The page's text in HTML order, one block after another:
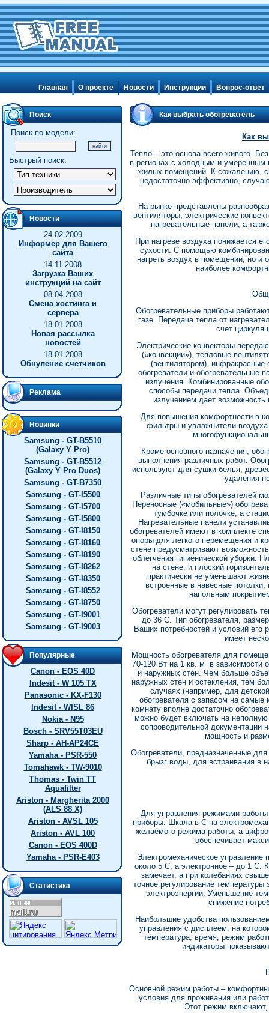
Главная О проекте Новости Инструкции Вопрос-ответ
Поиск
Поиск по модели:
Быстрый поиск:
Новости
24-02-2009
Информер для Вашего
сайта
14-11-2008
Загрузка Ваших
инструкций на сайт
08-04-2008
Смена хостинга и
сервера
18-01-2008
Новая рассылка
новостей
18-01-2008
Обнуление счетчиков
Реклама
Новинки
Samsung - GT-B5510
(Galaxy Y Pro)
Samsung - GT-B5512
(Galaxy Y Pro Duos)
Samsung - GT-B7350
Samsung - GT-I5500
Samsung - GT-I5700
Samsung - GT-I5800
Samsung - GT-I8150
Samsung - GT-I8160
Samsung - GT-I8190
Samsung - GT-I8262
Samsung - GT-I8350
Samsung - GT-I8552
Samsung - GT-I8750
Samsung - GT-I9001
Samsung - GT-I9003
Популярные
Canon - EOS 40D
Indesit - W 105 TX
Panasonic - KX-F130
Indesit - WISL 86
Nokia - N95
Bosch - SRV55T03EU
Sharp - AH-AP24CE
Yamaha - PSR-550
Tomahawk - TW-9010
Thomas - Twin TT
Aquafilter
Ariston - Margherita 2000
(ALS 88 X)
Ariston - AVSL 105
Ariston - AVL 100
Canon - EOS 400D
Yamaha - PSR-E403
Статистика
Как выбрать обогреватель
Как
Тепло – это основа всего живого.
в регионах с холодным и умеренным
жилых помещений. К сожалению,
недостаточно эффективно,
На рынке представлены
вентиляторы, электрические
нагревательные панели, а
При нагреве воздуха понижается
сухости. С помощью
нагреть воздух в помещении, но и
наиболее
Обогревательные приборы
газе. Передача тепла от
счет
Электрические конвекторы
(«конвекции»), тепловые
(вентилятором), инфракрасные
обогреватели и обогревательные
излучения. Комбинированные
способы передачи тепла.
излучением дает
Для повышения комфортности в
фильтры и увлажнители
Кроме основного назначения,
выполнения различных работ.
используют для сушки белья,
удаления
Различные типы обогревателей
Переносные («мобильные»)
тумбочке или полочке, а
Нагревательные панели
обогревателей имеют в комплекте
опоры для легкого перемещения и
стене предусматривают
облегчения гигиенической уборки.
на стене, и плоский
практически не уменьшают
встроенные в навесные
напольным
Обогреватели могут регулировать
до 36 С. Тип обогревателя,
Ваших потребностей и условий
имеет
Мощность обогревателя для
70-120 Вт на 1 кв. м в зависимости
и наружных стен. Чем больше
наружных стен и остекления, тем
случаях (например, для
обогревателя с запасом на
комнату вполне достаточно
можно будет включать на
сопроводительной документации
мощность и
Обогреватели, предназначенные
брызг воды, для встраивания в
Для управления режимами
приборы. Шкала в С на
желаемого режима работы, а
обеспечивает
Электромеханическое управление
около 5 С, а электронное – до 1 С.
замечает, а при колебаниях
точное регулирование
электроэнергии. Уменьшение
снижение
Наибольшие удобства
управления с дисплеем, на
температура, время, режим
индикаторы
Основной режим работы –
условия для проживания или
Этот режим